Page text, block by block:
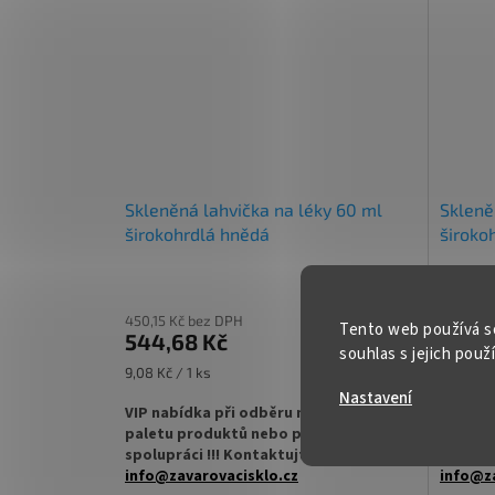
Tento web používá
souhlas s jejich
Nastavení
Skleněná lahvička na léky 60 ml
širokohrdlá hnědá
450,15 Kč bez DPH
544,68 Kč
Měrná
9,08 Kč / 1 ks
DETAIL
VIP nabídka při odběru nad jednu
paletu produktů nebo pravidelné
spolupráci !!! Kontaktujte nás :
info@zavarovacisklo.cz
477,97